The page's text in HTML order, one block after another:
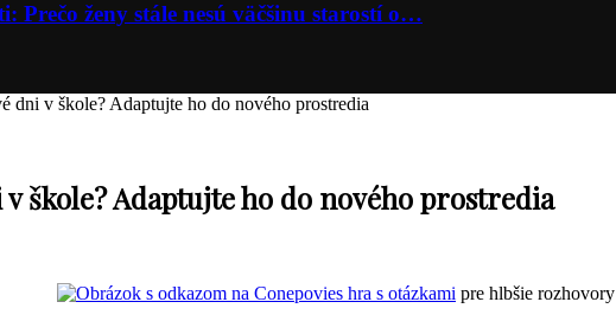
Prečo ženy stále nesú väčšinu starostí o…
v škole? Adaptujte ho do nového prostredia
škole? Adaptujte ho do nového prostredia
hra s otázkami pre hlbšie rozhovory